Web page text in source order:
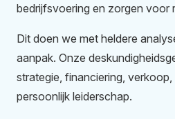
bedrijfsvoering en zorgen voor
Dit doen we met heldere
aanpak. Onze
strategie, financiering,
persoonlijk leiderschap.